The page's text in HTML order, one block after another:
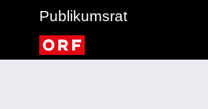
Publikumsrat